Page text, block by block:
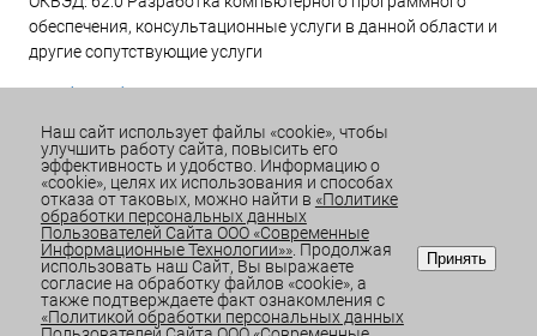
обеспечения, консультационные услуги в данной области и
другие сопутствующие услуги
Email:office@sitdv.ru
График работы Пн-Пт: с 9:00 до 18:00 Сб/Вс: Выходной
Наш сайт использует файлы «cookie», чтобы
улучшить работу сайта, повысить его
эффективность и удобство. Информацию о
«cookie», целях их использования и способах
отказа от таковых, можно найти в «Политике
обработки персональных данных
Пользователей Сайта ООО «Современные
Информационные Технологии»». Продолжая
использовать наш Сайт, Вы выражаете
согласие на обработку файлов «cookie», а
также подтверждаете факт ознакомления с
«Политикой обработки персональных данных
Принять